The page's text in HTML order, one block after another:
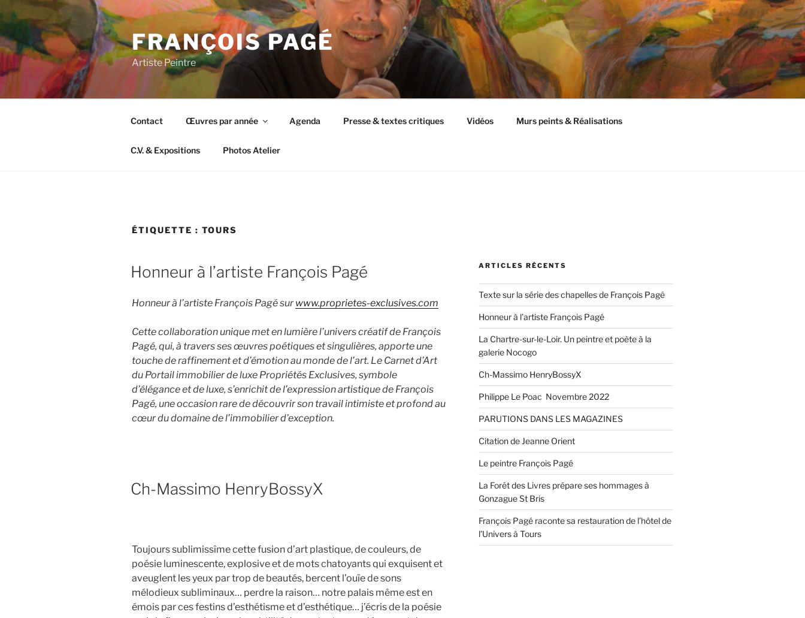
au
contenu
principal
FRANÇOIS PAGÉ
Artiste Peintre
Contact Œuvres par année Agenda Presse & textes critiques Vidéos Murs peints & Réalisations
C.V. & Expositions Photos Atelier
ÉTIQUETTE : TOURS
Honneur à l’artiste François Pagé
Honneur à l’artiste François Pagé surwww.proprietes-exclusives.com
Cette collaboration unique met en lumière l’univers créatif de François
Pagé, qui, à travers ses œuvres poétiques et singulières, apporte une
touche de raffinement et d’émotion au monde de l’art. Le Carnet d’Art
du Portail immobilier de luxe Propriétés Exclusives, symbole
d’élégance et de luxe, s’enrichit de l’expression artistique de François
Pagé, une occasion rare de découvrir son travail intimiste et profond au
cœur du domaine de l’immobilier d’exception.
Ch-Massimo HenryBossyX
Toujours sublimissîme cette fusion d’art plastique, de couleurs, de
poésie luminescente, explosive et de mots chatoyants qui exquisent et
aveuglent les yeux par trop de beautés, bercent l’ouïe de sons
mélodieux subliminaux… perdre la raison… notre palais même est en
émois par ces festins d’esthétisme et d’esthétique… j’écris de la poésie
ARTICLES RÉCENTS
Texte sur la série des chapelles de François Pagé
Honneur à l’artiste François Pagé
La Chartre-sur-le-Loir. Un peintre et poète à la
galerie Nocogo
Ch-Massimo HenryBossyX
Philippe Le Poac Novembre 2022
PARUTIONS DANS LES MAGAZINES
Citation de Jeanne Orient
Le peintre François Pagé
La Forêt des Livres prépare ses hommages à
Gonzague St Bris
François Pagé raconte sa restauration de l’hôtel de
l’Univers à Tours